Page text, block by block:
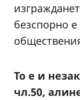
безспорно
То е и
чл.50,